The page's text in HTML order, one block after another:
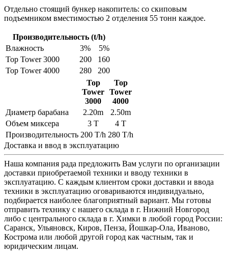
Отдельно стоящий бункер накопитель: со скиповым
подъемником вместимостью 2 отделения 55 тонн каждое.
Производительность (t/h)
Влажность
3%
5%
Top Tower 3000
200
160
Top Tower 4000
280
200
Top
Tower
3000
Top
Tower
4000
Диаметр барабана
2.20m
2.50m
Объем миксера
3 T
4 T
Производительность 200 T/h 280 T/h
Доставка и ввод в эксплуатацию
Наша компания рада предложить Вам услуги по организации
доставки приобретаемой техники и вводу техники в
эксплуатацию. С каждым клиентом сроки доставки и ввода
техники в эксплуатацию оговариваются индивидуально,
подбирается наиболее благоприятный вариант. Мы готовы
отправить технику с нашего склада в г. Нижний Новгород
либо с центрального склада в г. Химки в любой город России:
Саранск, Ульяновск, Киров, Пенза, Йошкар-Ола, Иваново,
Кострома или любой другой город как частным, так и
юридическим лицам.